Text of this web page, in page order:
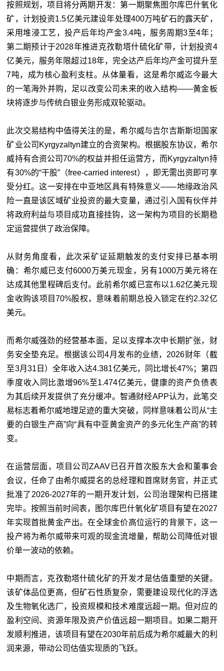
按照规划，项目将分两期开发：第一期聚焦图尔库巴什氧化
矿，计划投资1.5亿美元建设年处理400万吨矿石的露天矿，
采用堆浸工艺，投产后年均产金3.4吨，服务周期3至4年；
第二期预计于2028年推进克孜勒塔什硫化矿带，计划投资4
亿美元，服务年限超过18年，完全达产后年均产金可提升至
7吨，成为核心盈利支柱。从体量看，这是希尔威迄今最大
的一笔海外并购，足以改变公司未来的收入结构——黄金板
块将逐步与传统白银业务形成双轮驱动。
此次交易结构中值得关注的是，希尔威与吉尔吉斯斯坦国家
矿业公司Kyrgyzaltyn建立的合资架构。根据股东协议，希尔
威持有合资公司70%的权益并担任运营方，而Kyrgyzaltyn持
有30%的“干股”（free-carried interest），即无需出资即可享
受分红。这一安排在中亚地区具有特殊意义——地缘政治风
险一直是该区域矿业投资的最大变量，通过引入国有伙伴并
将政府利益与项目成功直接挂钩，这一架构为项目的长期稳
定运营提供了政治保障。
从财务角度看，此次采矿证延期触发的支付安排已基本明
确：希尔威已支付6000万美元现金，另有1000万美元将在
达成其他里程碑后支付。此前希尔威已宣布以1.62亿美元现
金收购该项目70%股权，意味着前期总投入锁定在约2.32亿
美元。
而希尔威强劲的经营基本面，足以支撑本次中长期扩张，财
务安全垫充足。根据该公司4月发布的业绩，2026财年（截
至3月31日）全年收入达4.381亿美元，同比增长47%；第四
季度收入同比激增96%至1.474亿美元，健康的资产负债表
为其后续开发提供了充分缓冲。智通财经APP认为，此笔交
易标志着希尔威地理足迹的重大突破，同样意味着公司从“主
要的白银生产商”向“具有中亚黄金资产的多元化生产商”的转
变。
在运营层面，项目公司ZAAV已召开首次股东大会和董事会
会议，任命了由希尔威提名的总经理和首席财务官，并正式
批准了2026-2027年的一期开发计划，公司治理架构已搭建
完毕。按照当前时间表，图尔库巴什氧化矿项目有望在2027
年实现首批黄金产出。在全球金价高位运行的背景下，这一
投产将为希尔威带来可观的现金流增量，帮助公司降低对银
价单一波动的依赖。
中期而言，克孜勒塔什硫化矿的开发才是估值重塑的关键。
该矿体品位更高，但矿石性质复杂，需要建设现代化的浮选
及生物氧化选厂，投资规模和技术难度远超一期。但对应的
盈利空间、资源年限及资产价值远超一期项目。如果二期开
发顺利推进，该项目有望在2030年前后成为希尔威最大的利
润来源，带动公司估值实现质的飞跃。